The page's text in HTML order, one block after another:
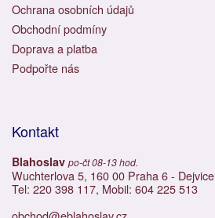
Ochrana osobních údajů
Obchodní podmíny
Doprava a platba
Podpořte nás
Kontakt
Blahoslav po-čt 08-13 hod.
Wuchterlova 5, 160 00 Praha 6 - Dejvice
Tel: 220 398 117, Mobil: 604 225 513